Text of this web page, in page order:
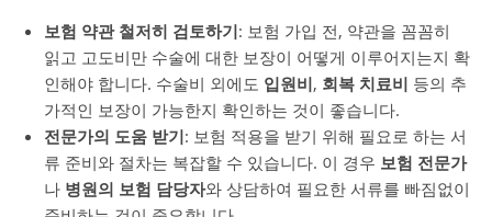
보험 약관 철저히 검토하기: 보험 가입 전, 약관을 꼼꼼히
읽고 고도비만 수술에 대한 보장이 어떻게 이루어지는지 확
인해야 합니다. 수술비 외에도 입원비, 회복 치료비 등의 추
가적인 보장이 가능한지 확인하는 것이 좋습니다.
전문가의 도움 받기: 보험 적용을 받기 위해 필요로 하는 서
류 준비와 절차는 복잡할 수 있습니다. 이 경우 보험 전문가
나 병원의 보험 담당자와 상담하여 필요한 서류를 빠짐없이